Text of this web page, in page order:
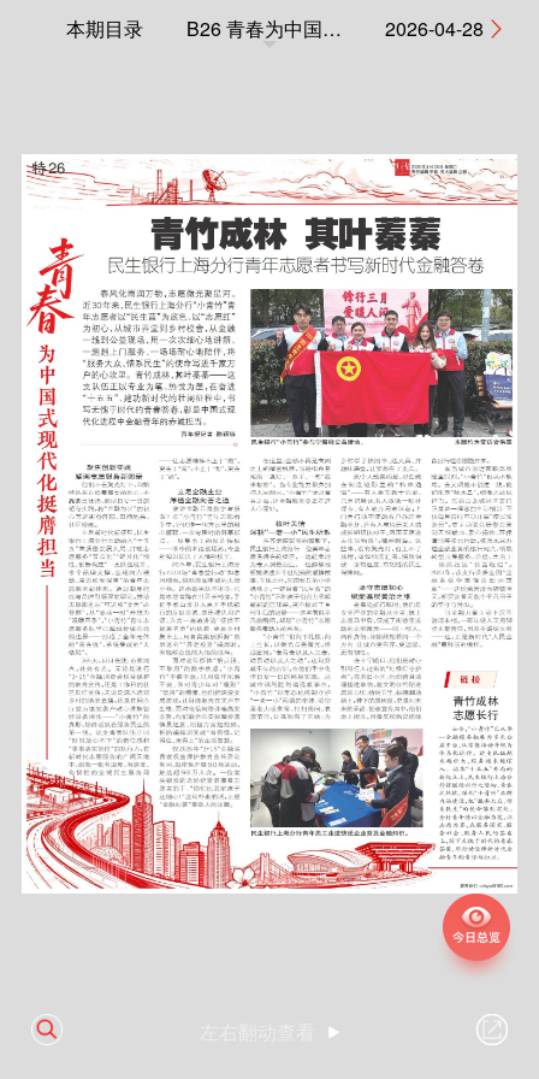
本期目录 B26 青春为中国式现代化挺膺担当 2026-04-28